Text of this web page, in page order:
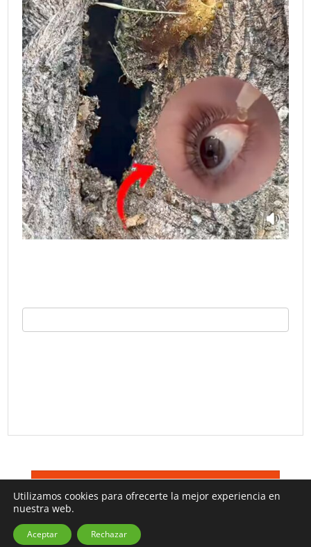
Utilizamos cookies para ofrecerte la mejor experiencia en
nuestra web.
Aceptar Rechazar